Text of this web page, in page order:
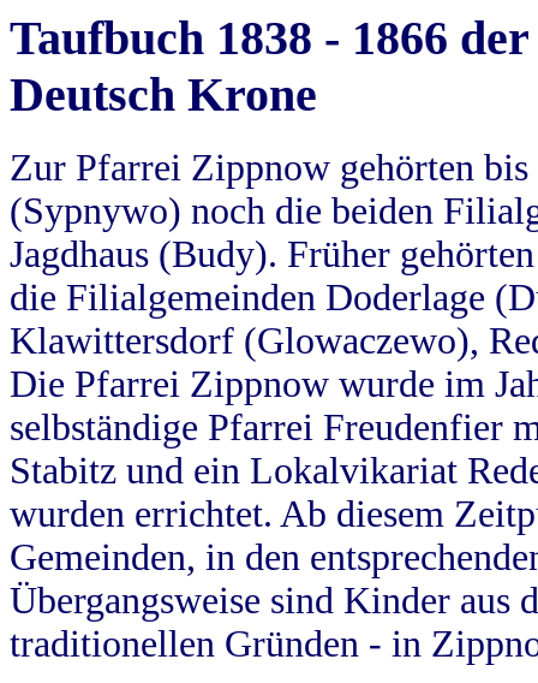
Taufbuch 1838 - 1866
Deutsch Krone
Zur Pfarrei Zippnow gehörten
(Sypnywo) noch die beiden
Jagdhaus (Budy). Früher
die Filialgemeinden Doderlage
Klawittersdorf (Glowaczewo),
Die Pfarrei Zippnow wurde im
selbständige Pfarrei Freudenfier
Stabitz und ein Lokalvikariat
wurden errichtet. Ab diesem
Gemeinden, in den
Übergangsweise sind Kinder aus
traditionellen Gründen - in